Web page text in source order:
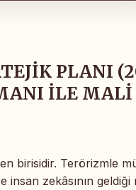
PLANI
İLE
birisidir. Terörizmle
zekâsının